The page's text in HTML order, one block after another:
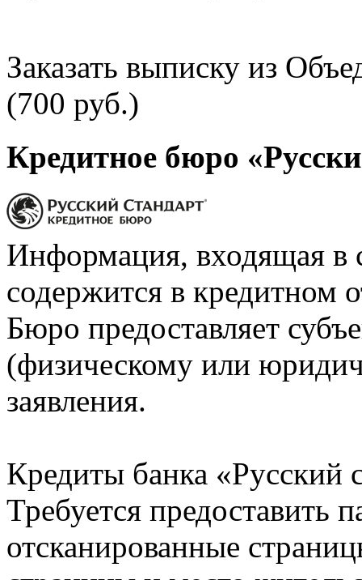
Заказать выписку из
(700 руб.)
Кредитное бюро
Информация, входящая в
содержится в кредитном
Бюро предоставляет
(физическому или
заявления.
Кредиты банка «Русский
Требуется предоставить
отсканированные